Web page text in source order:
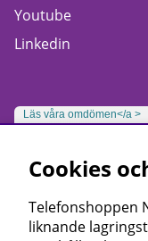
Youtube
Linkedin
Läs våra omdömen</a >
Cookies
Telefonshoppen
liknande